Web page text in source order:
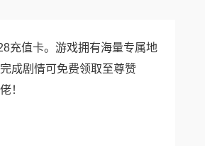
充值卡。游戏拥有海量专属地
成剧情可免费领取至尊赞
！